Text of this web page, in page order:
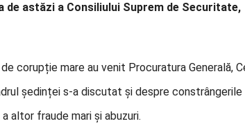
astăzi a Consiliului Suprem de Securitate,
corupție mare au venit Procuratura Generală,
ședinței s-a discutat și despre constrângerile
altor fraude mari și abuzuri.